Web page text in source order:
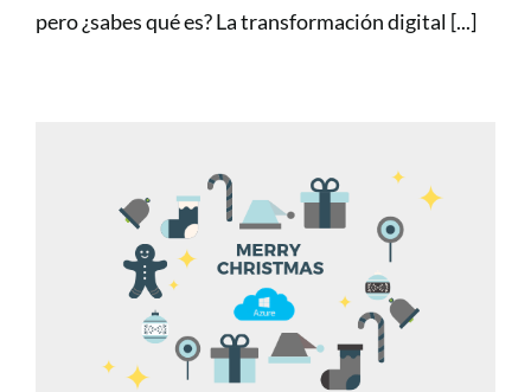
pero ¿sabes qué es? La transformación digital [...]